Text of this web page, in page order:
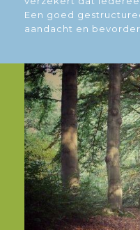
Een goed
aandacht en
Interactieve
Gebruik interactieve
brainstormsessies en
iedereen te
ondersteunen; denk
feedback of digitale
Regelmatige
Plan korte pauzes
gaan. Een vijf tot